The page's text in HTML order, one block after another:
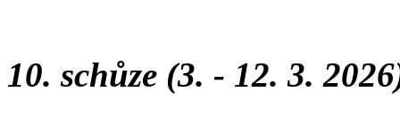
10. schůze (3. - 12. 3.